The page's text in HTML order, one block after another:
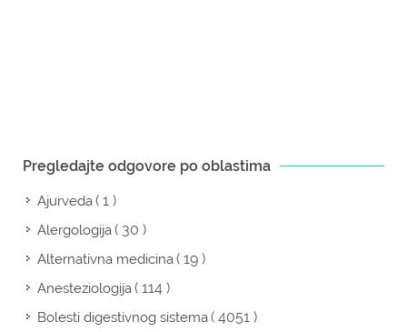
Pregledajte odgovore po oblastima
Ajurveda( 1 )
Alergologija( 30 )
Alternativna medicina( 19 )
Anesteziologija( 114 )
Bolesti digestivnog sistema( 4051 )